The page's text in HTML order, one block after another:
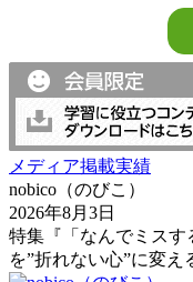
メディア掲載実績
nobico（のびこ）
2026年8月3日
特集『「なんでミスす
を”折れない心”に変え